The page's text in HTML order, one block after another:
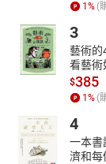
1 % (
3
藝術的
看藝術
$385
1 % (
4
一本書
濟和每